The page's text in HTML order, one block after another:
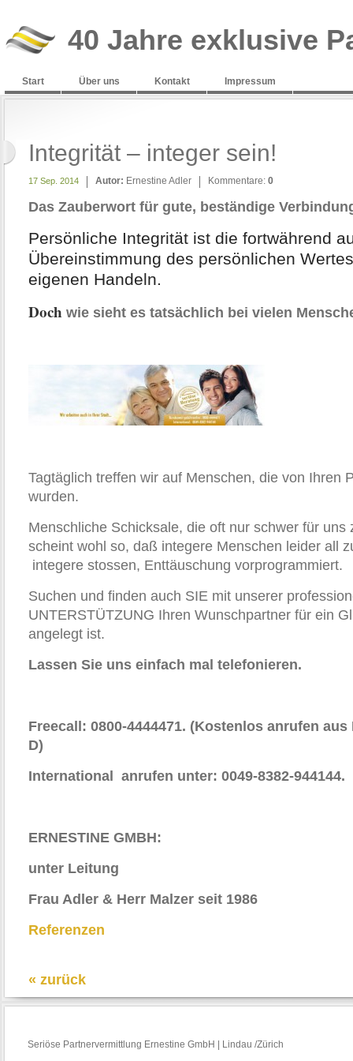
40 Jahre exklusive
Start Über uns Kontakt Impressum
Integrität – integer sein!
17 Sep. 2014 Autor: Ernestine Adler Kommentare: 0
Das Zauberwort für gute, beständige
Persönliche Integrität ist die fortwährend
Übereinstimmung des persönlichen
eigenen Handeln.
Doch wie sieht es tatsächlich bei vielen
Tagtäglich treffen wir auf Menschen, die von Ihren
wurden.
Menschliche Schicksale, die oft nur schwer für uns
scheint wohl so, daß integere Menschen leider all
integere stossen, Enttäuschung vorprogrammiert.
Suchen und finden auch SIE mit unserer
UNTERSTÜTZUNG Ihren Wunschpartner für ein
angelegt ist.
Lassen Sie uns einfach mal telefonieren.
Freecall: 0800-4444471. (Kostenlos anrufen
D)
International anrufen unter: 0049-8382-944144.
ERNESTINE GMBH:
unter Leitung
Frau Adler & Herr Malzer seit 1986
Referenzen
« zurück
Seriöse Partnervermittlung Ernestine GmbH | Lindau /Zürich